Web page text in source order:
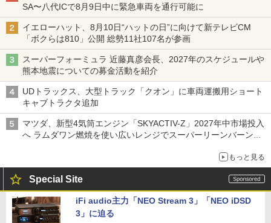
SA〜八代ICで8月9日中に緊急車両を通行可能に
イエローハット、8月10日“ハットの日”に向けて新テレビCM
「ボクらは810」公開 総勢11社107名が参画
スーパーフォーミュラ 近藤真彦会長、2027年のスケジュールや
熊本地震についての募金活動を紹介
UDトラックス、大型トラック「クオン」に車両運搬用ショート
キャブトラクタ追加
マツダ、新型4気筒エンジン「SKYACTIV-Z」2027年中市場投入
へ ラムダワン燃焼を使い広いレンジでスーパーリーンバーン燃
もっと見る
Special Site
iFi audio主力「NEO Stream 3」「NEO iDSD
3」に迫る